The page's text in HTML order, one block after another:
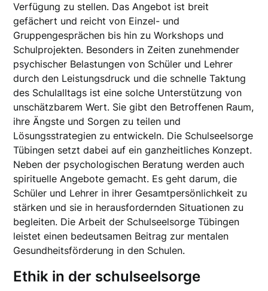
Verfügung zu stellen. Das Angebot ist breit
gefächert und reicht von Einzel- und
Gruppengesprächen bis hin zu Workshops und
Schulprojekten. Besonders in Zeiten zunehmender
psychischer Belastungen von Schüler und Lehrer
durch den Leistungsdruck und die schnelle Taktung
des Schulalltags ist eine solche Unterstützung von
unschätzbarem Wert. Sie gibt den Betroffenen Raum,
ihre Ängste und Sorgen zu teilen und
Lösungsstrategien zu entwickeln. Die Schulseelsorge
Tübingen setzt dabei auf ein ganzheitliches Konzept.
Neben der psychologischen Beratung werden auch
spirituelle Angebote gemacht. Es geht darum, die
Schüler und Lehrer in ihrer Gesamtpersönlichkeit zu
stärken und sie in herausfordernden Situationen zu
begleiten. Die Arbeit der Schulseelsorge Tübingen
leistet einen bedeutsamen Beitrag zur mentalen
Gesundheitsförderung in den Schulen.
Ethik in der schulseelsorge